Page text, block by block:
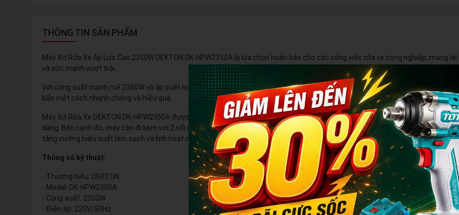
THÔNG TIN SẢN PHẨM
Máy Xịt Rửa Xe Áp Lực Cao 2350W DEKTON DK-HPW2350A là lựa chọn hoàn hảo cho các công việc rửa xe công nghiệp, mang
và sức mạnh vượt trội.
Với công suất mạnh mẽ 2350W và áp suất nước điều chỉnh từ 30Bar đến 130 Bar, máy này có khả năng loại bỏ mọi vết bẩn, dầu
bẩn một cách nhanh chóng và hiệu quả.
Máy Xịt Rửa Xe DEKTON DK-HPW2350A được trang bị dây xịt dài 20m, giúp bạn tiếp cận và làm sạch mọi góc cạnh của xe một
dàng. Bên cạnh đó, máy còn đi kèm với 2 nối súng có độ dài khác nhau (35cm và 15cm), cùng với bình chứa nước 1 lít và 4 pec
tăng cường hiệu suất làm sạch và linh hoạt cho người sử dụng.
Thông số kỹ thuật:
- Thương hiệu: DEKTON
- Model: DK-HPW2350A
- Công suất: 2350W
- Điện áp: 220V/50Hz